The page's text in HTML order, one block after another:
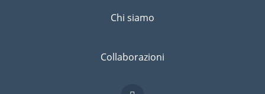
Chi siamo
Collaborazioni